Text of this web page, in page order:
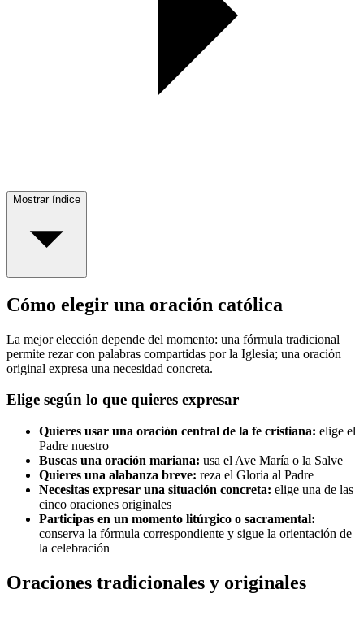
Mostrar índice
Cómo elegir una oración católica
La mejor elección depende del momento: una fórmula tradicional
permite rezar con palabras compartidas por la Iglesia; una oración
original expresa una necesidad concreta.
Elige según lo que quieres expresar
Quieres usar una oración central de la fe cristiana: elige el
Padre nuestro
Buscas una oración mariana: usa el Ave María o la Salve
Quieres una alabanza breve: reza el Gloria al Padre
Necesitas expresar una situación concreta: elige una de las
cinco oraciones originales
Participas en un momento litúrgico o sacramental:
conserva la fórmula correspondiente y sigue la orientación de
la celebración
Oraciones tradicionales y originales